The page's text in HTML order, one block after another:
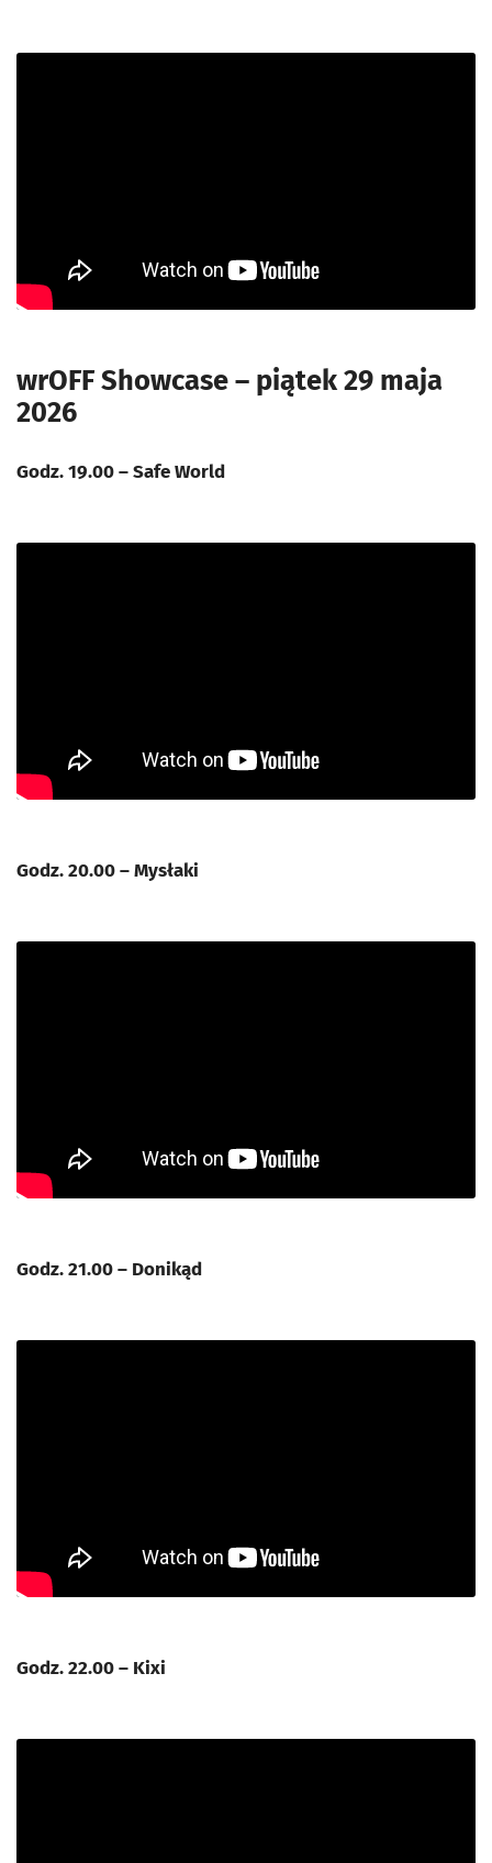
wrOFF Showcase – piątek 29 maja
2026
Godz. 19.00 – Safe World
Godz. 20.00 – Mysłaki
Godz. 21.00 – Donikąd
Godz. 22.00 – Kixi